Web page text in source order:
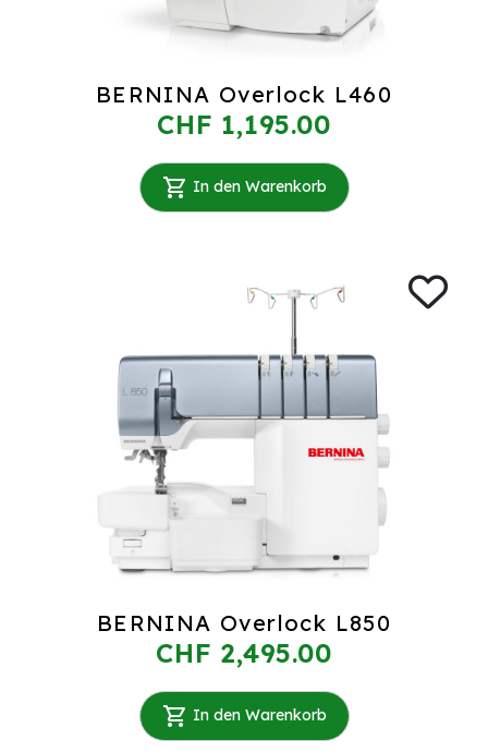
BERNINA Overlock L460
CHF 1,195.00
In den Warenkorb
BERNINA Overlock L850
CHF 2,495.00
In den Warenkorb